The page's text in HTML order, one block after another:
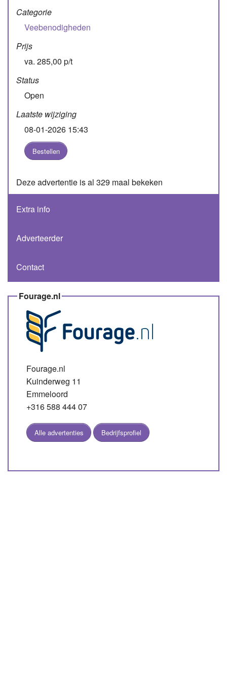
Categorie
Veebenodigheden
Prijs
va. 285,00 p/t
Status
Open
Laatste wijziging
08-01-2026 15:43
Bestellen
Deze advertentie is al 329 maal bekeken
Extra info
Adverteerder
Contact
Fourage.nl
Fourage.nl
Kuinderweg 11
Emmeloord
+316 588 444 07
Alle advertenties Bedrijfsprofiel